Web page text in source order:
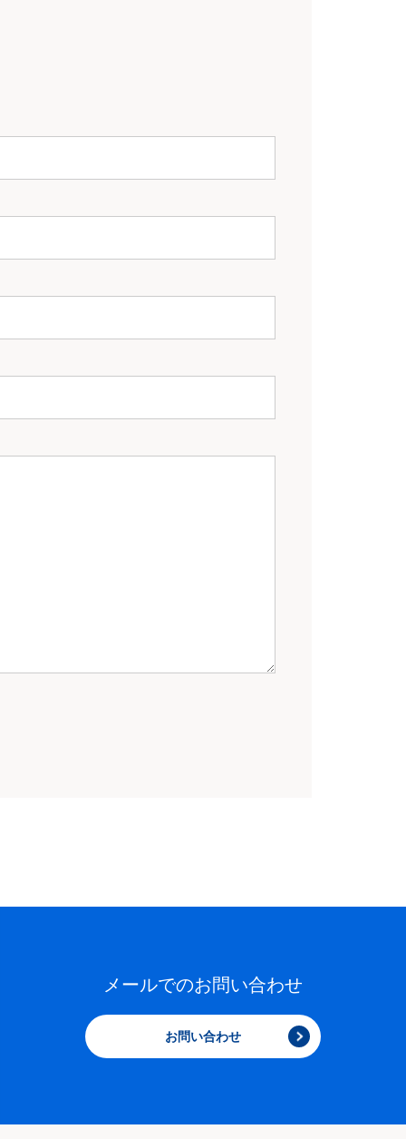
メールでのお問い合わせ
お問い合わせ